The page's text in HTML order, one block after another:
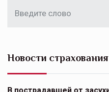
Новости страхования
В пострадавшей от